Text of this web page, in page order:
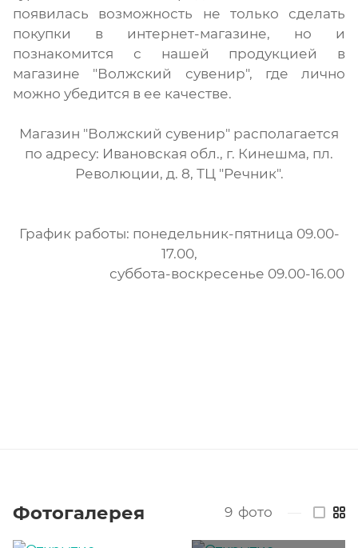
появилась возможность не только сделать
покупки в интернет-магазине, но и
познакомится с нашей продукцией в
магазине "Волжский сувенир", где лично
можно убедится в ее качестве.
Магазин "Волжский сувенир" располагается
по адресу: Ивановская обл., г. Кинешма, пл.
Революции, д. 8, ТЦ "Речник".
График работы: понедельник-пятница 09.00-
17.00,
суббота-воскресенье 09.00-16.00
Фотогалерея 9 фото